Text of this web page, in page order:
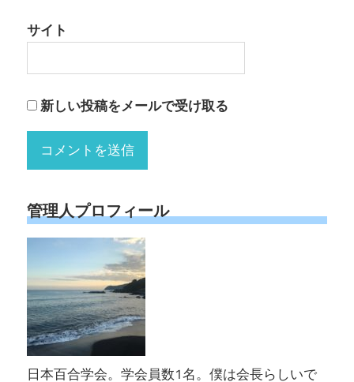
サイト
新しい投稿をメールで受け取る
管理人プロフィール
日本百合学会。学会員数1名。僕は会長らしいで